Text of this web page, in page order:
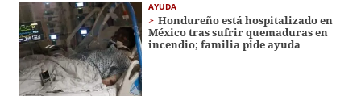
AYUDA
Hondureño está hospitalizado en
México tras sufrir quemaduras en
incendio; familia pide ayuda